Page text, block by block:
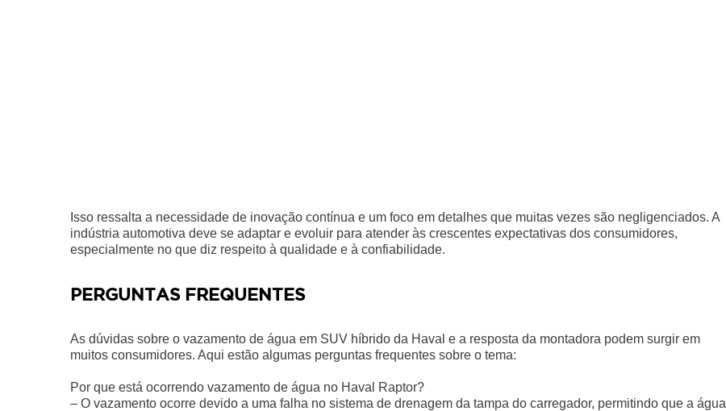
Isso ressalta a necessidade de inovação contínua e um foco em detalhes que muitas vezes são negligenciados. A
indústria automotiva deve se adaptar e evoluir para atender às crescentes expectativas dos consumidores,
especialmente no que diz respeito à qualidade e à confiabilidade.
PERGUNTAS FREQUENTES
As dúvidas sobre o vazamento de água em SUV híbrido da Haval e a resposta da montadora podem surgir em
muitos consumidores. Aqui estão algumas perguntas frequentes sobre o tema:
Por que está ocorrendo vazamento de água no Haval Raptor?
– O vazamento ocorre devido a uma falha no sistema de drenagem da tampa do carregador, permitindo que a água